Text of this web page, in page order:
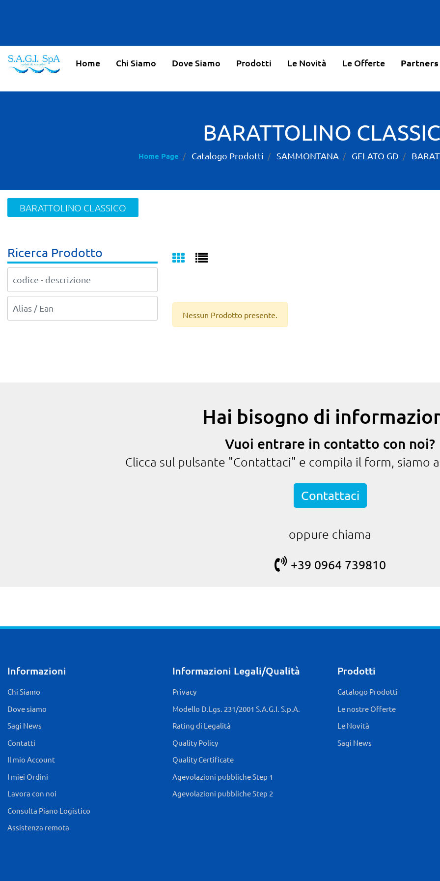
Home Chi Siamo Dove Siamo Prodotti Le Novità Le Offerte Partners
BARATTOLINO
Home Page Catalogo Prodotti SAMMONTANA GELATO GD
BARATTOLINO CLASSICO
Ricerca Prodotto
Nessun Prodotto presente.
Hai bisogno di
Vuoi entrare in contatto con noi?
Clicca sul pulsante "Contattaci" e compila il form, siamo
Contattaci
oppure chiama
+39 0964 739810
Informazioni
Chi Siamo
Dove siamo
Sagi News
Contatti
Il mio Account
I miei Ordini
Lavora con noi
Consulta Piano Logistico
Assistenza remota
Informazioni Legali/Qualità
Privacy
Modello D.Lgs. 231/2001 S.A.G.I. S.p.A.
Rating di Legalità
Quality Policy
Quality Certificate
Agevolazioni pubbliche Step 1
Agevolazioni pubbliche Step 2
Prodotti
Catalogo Prodotti
Le nostre Offerte
Le Novità
Sagi News